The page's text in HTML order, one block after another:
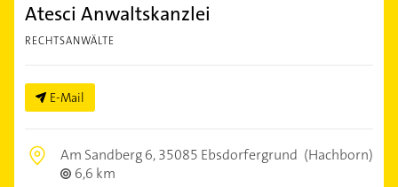
Atesci Anwaltskanzlei
RECHTSANWÄLTE
E-Mail
Am Sandberg 6,35085 Ebsdorfergrund (Hachborn)
6,6 km